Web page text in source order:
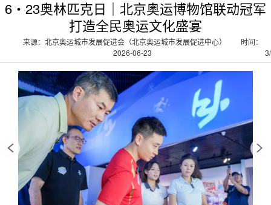
6・23奥林匹克日｜北京奥运博物馆联动冠军
打造全民奥运文化盛宴
来源：北京奥运城市发展促进会（北京奥运城市发展促进中心）
时间：
2026-06-23
3/